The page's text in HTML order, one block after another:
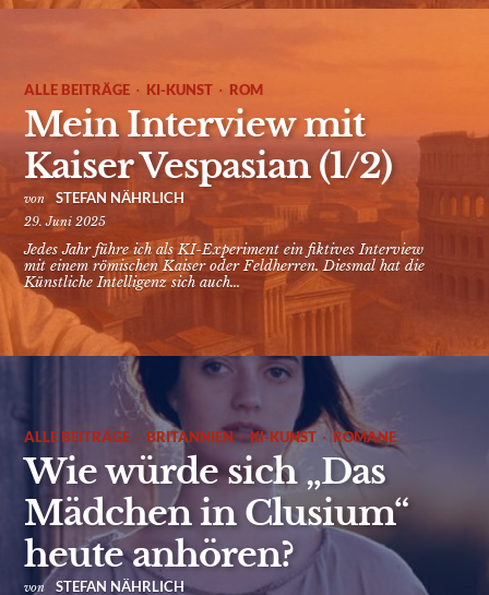
ALLE BEITRÄGE · KI-KUNST · ROM
Mein Interview mit
Kaiser Vespasian (1/2)
von STEFAN NÄHRLICH
29. Juni 2025
Jedes Jahr führe ich als KI-Experiment ein fiktives Interview
mit einem römischen Kaiser oder Feldherren. Diesmal hat die
Künstliche Intelligenz sich auch...
ALLE BEITRÄGE · BRITANNIEN · KI-KUNST · ROMANE
Wie würde sich „Das
Mädchen in Clusium“
heute anhören?
von STEFAN NÄHRLICH